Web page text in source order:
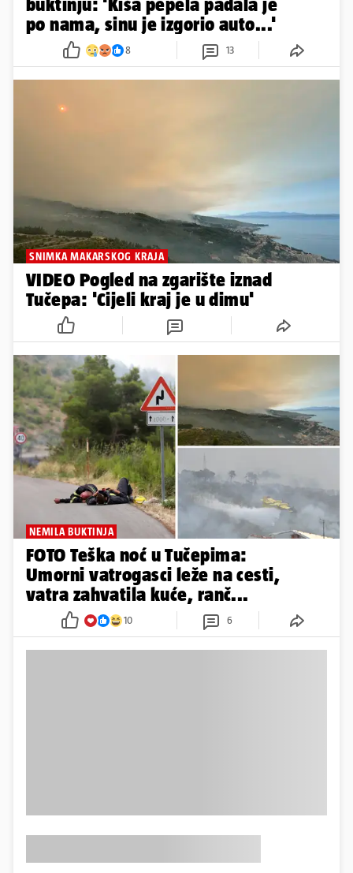
buktinju: 'Kiša pepela padala je
po nama, sinu je izgorio auto...'
8 13
SNIMKA MAKARSKOG KRAJA
VIDEO Pogled na zgarište iznad
Tučepa: 'Cijeli kraj je u dimu'
NEMILA BUKTINJA
FOTO Teška noć u Tučepima:
Umorni vatrogasci leže na cesti,
vatra zahvatila kuće, ranč...
10 6